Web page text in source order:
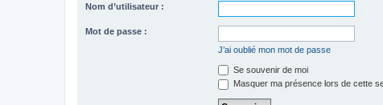
Nom d’utilisateur :
Mot de passe :
J’ai oublié mon mot de passe
Se souvenir de moi
Masquer ma présence lors de cette